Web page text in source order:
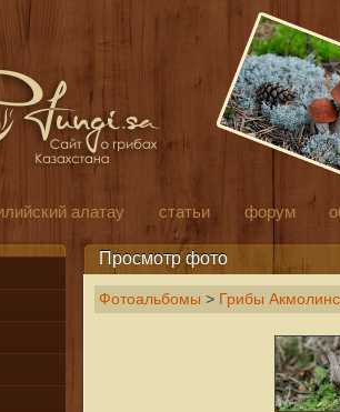
алатау статьи форум
Просмотр фото
Фотоальбомы > Грибы